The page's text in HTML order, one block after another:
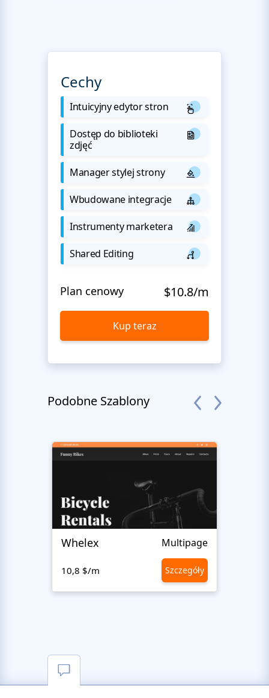
Cechy
Intuicyjny edytor stron
Dostęp do biblioteki
zdjęć
Manager stylej strony
Wbudowane integracje
Instrumenty marketera
Shared Editing
Plan cenowy $10.8/m
Kup teraz
Podobne Szablony
Whelex Multipage
10,8 $/m Szczegóły